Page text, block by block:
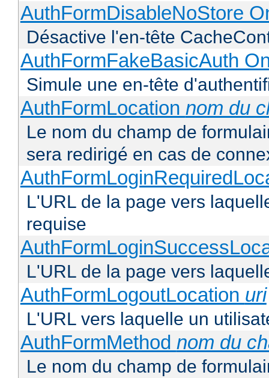
AuthFormDisableNoStore
Désactive l'en-tête
AuthFormFakeBasicAuth
Simule une en-tête
AuthFormLocation nom du
Le nom du champ de
sera redirigé en cas de
L'URL de la page vers
requise
L'URL de la page vers
AuthFormLogoutLocation uri
L'URL vers laquelle un
AuthFormMethod nom du
Le nom du champ de